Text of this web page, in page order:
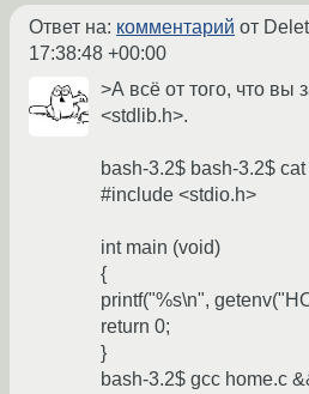
Ответ на: комментарий от
17:38:48 +00:00
>А всё от того, что вы
<stdlib.h>.
bash-3.2$ bash-3.2$
#include <stdio.h>
int main (void)
{
printf("%s\n",
return 0;
}
bash-3.2$ gcc home.c